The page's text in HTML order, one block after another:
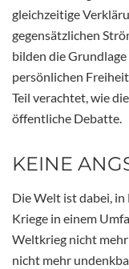
gleichzeitige
gegensätzlichen
bilden die
persönlichen
Teil verachtet, wie
öffentliche Debatte.
KEINE
Die Welt ist dabei,
Kriege in einem
Weltkrieg nicht
nicht mehr